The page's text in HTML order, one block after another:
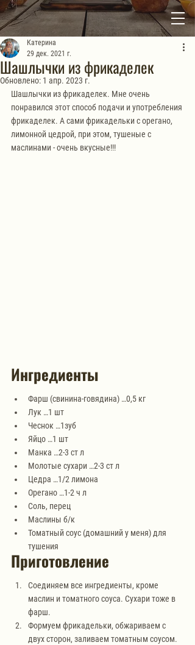
Шашлычки из фрикаделек
Катерина
29 дек. 2021 г.
Обновлено: 1 апр. 2023 г.
Шашлычки из фрикаделек. Мне очень
понравился этот способ подачи и употребления
фрикаделек. А сами фрикадельки с орегано,
лимонной цедрой, при этом, тушеные с
маслинами - очень вкусные!!!
Ингредиенты
Фарш (свинина-говядина) …0,5 кг
Лук …1 шт
Чеснок …1зуб
Яйцо …1 шт
Манка …2-3 ст л
Молотые сухари …2-3 ст л
Цедра …1/2 лимона
Орегано …1-2 ч л
Соль, перец
Маслины б/к
Томатный соус (домашний у меня) для
тушения
Приготовление
Соединяем все ингредиенты, кроме
маслин и томатного соуса. Сухари тоже в
фарш.
Формуем фрикадельки, обжариваем с
двух сторон, заливаем томатным соусом.